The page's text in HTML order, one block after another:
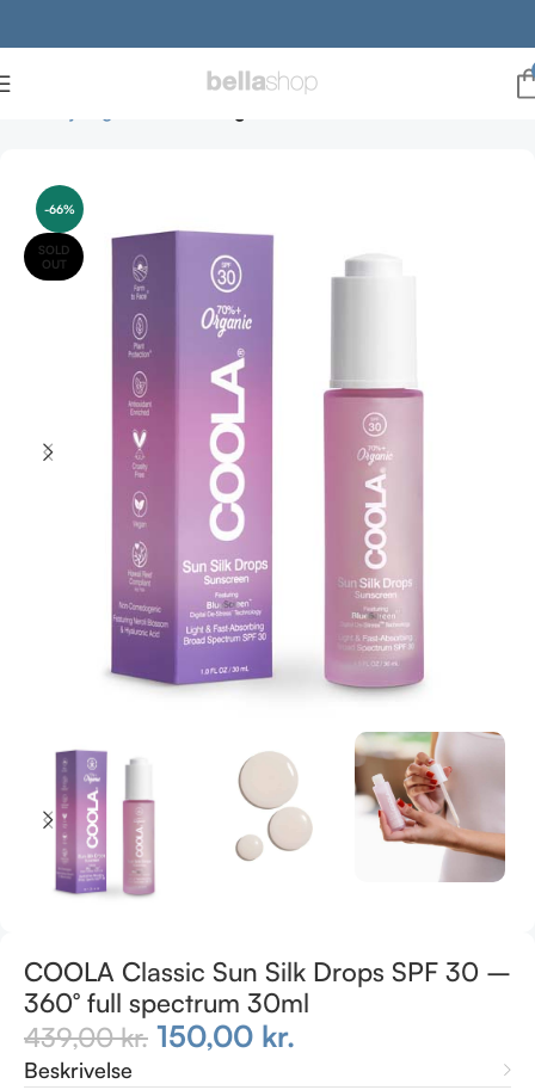
-66%
SOLD
OUT
COOLA Classic Sun Silk Drops SPF 30 –
360° full spectrum 30ml
439,00kr. 150,00 kr.
Beskrivelse